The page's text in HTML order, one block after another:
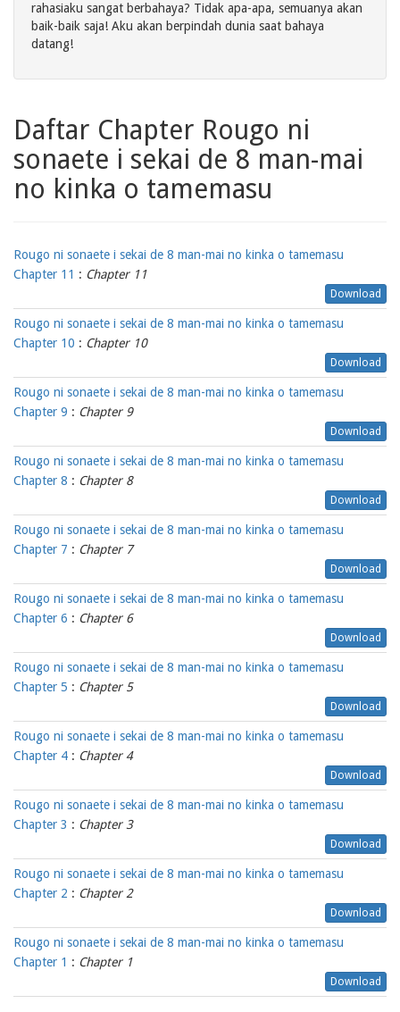
rahasiaku sangat berbahaya? Tidak apa-apa, semuanya akan
baik-baik saja! Aku akan berpindah dunia saat bahaya
datang!
Daftar Chapter Rougo ni
sonaete i sekai de 8 man-mai
no kinka o tamemasu
Rougo ni sonaete i sekai de 8 man-mai no kinka o tamemasu
Chapter 11 : Chapter 11
Download
Rougo ni sonaete i sekai de 8 man-mai no kinka o tamemasu
Chapter 10 : Chapter 10
Download
Rougo ni sonaete i sekai de 8 man-mai no kinka o tamemasu
Chapter 9 : Chapter 9
Download
Rougo ni sonaete i sekai de 8 man-mai no kinka o tamemasu
Chapter 8 : Chapter 8
Download
Rougo ni sonaete i sekai de 8 man-mai no kinka o tamemasu
Chapter 7 : Chapter 7
Download
Rougo ni sonaete i sekai de 8 man-mai no kinka o tamemasu
Chapter 6 : Chapter 6
Download
Rougo ni sonaete i sekai de 8 man-mai no kinka o tamemasu
Chapter 5 : Chapter 5
Download
Rougo ni sonaete i sekai de 8 man-mai no kinka o tamemasu
Chapter 4 : Chapter 4
Download
Rougo ni sonaete i sekai de 8 man-mai no kinka o tamemasu
Chapter 3 : Chapter 3
Download
Rougo ni sonaete i sekai de 8 man-mai no kinka o tamemasu
Chapter 2 : Chapter 2
Download
Rougo ni sonaete i sekai de 8 man-mai no kinka o tamemasu
Chapter 1 : Chapter 1
Download